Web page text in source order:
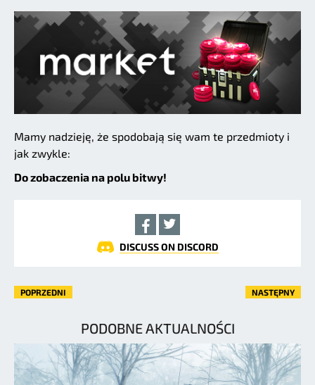
Mamy nadzieję, że spodobają się wam te przedmioty i
jak zwykle:
Do zobaczenia na polu bitwy!
DISCUSS ON DISCORD
POPRZEDNI NASTĘPNY
PODOBNE AKTUALNOŚCI